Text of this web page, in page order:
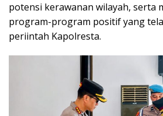
potensi kerawanan wilayah, serta
program-program positif yang
periintah Kapolresta.